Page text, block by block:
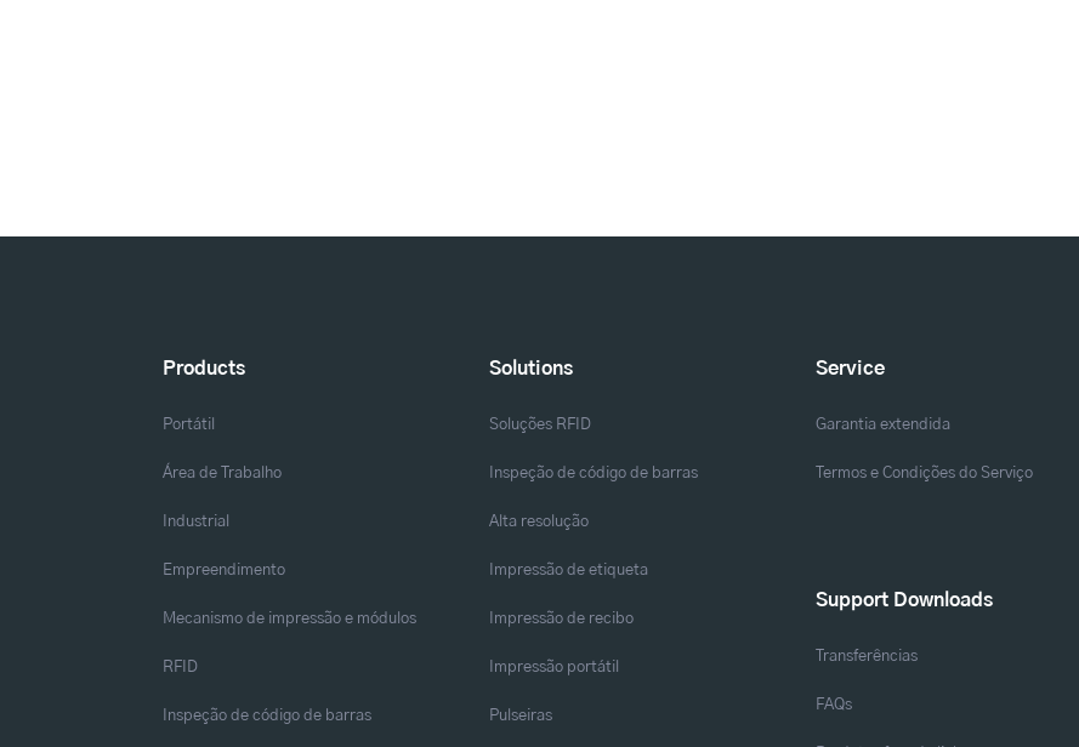
Products
Portátil
Área de Trabalho
Industrial
Empreendimento
Mecanismo de impressão e módulos
RFID
Inspeção de código de barras
Solutions
Soluções RFID
Inspeção de código de barras
Alta resolução
Impressão de etiqueta
Impressão de recibo
Impressão portátil
Pulseiras
Service
Garantia extendida
Termos e Condições do Serviço
Support Downloads
Transferências
FAQs